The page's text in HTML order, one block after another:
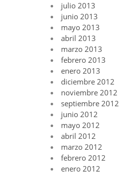
julio 2013
junio 2013
mayo 2013
abril 2013
marzo 2013
febrero 2013
enero 2013
diciembre 2012
noviembre 2012
septiembre 2012
junio 2012
mayo 2012
abril 2012
marzo 2012
febrero 2012
enero 2012